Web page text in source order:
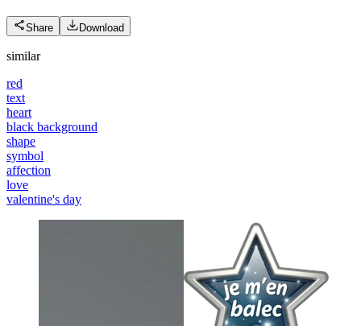
Share Download
similar
red
text
heart
black background
shape
symbol
affection
love
valentine's day